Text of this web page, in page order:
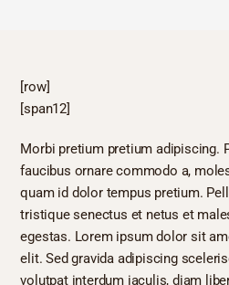
[row]
[span12]
Morbi pretium pretium adipiscing.
faucibus ornare commodo a,
quam id dolor tempus pretium.
tristique senectus et netus et
egestas. Lorem ipsum dolor sit
elit. Sed gravida adipiscing
volutpat interdum iaculis, diam